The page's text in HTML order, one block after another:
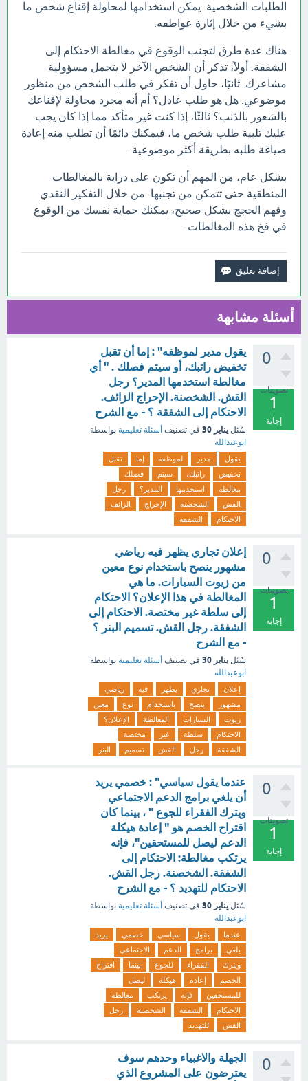
الطلبات الشخصية. يمكن استخدامها لمحاولة إقناع شخص ما
بشيء من خلال إثارة عواطفه.
هناك عدة طرق لتجنب الوقوع في مغالطة الاحتكام إلى
الشفقة. أولاً، تذكر أن الشخص الآخر لا يتحمل مسؤولية
مشاعرك. ثانيًا، حاول أن تفكر في طلب الشخص من منظور
موضوعي. هل هو طلب عادل؟ أم أنه مجرد محاولة لإقناعك
بالشعور بالذنب؟ ثالثًا، إذا كنت غير متأكد مما إذا كان يجب
عليك تلبية طلب شخص ما، فيمكنك دائمًا أن تطلب منه إعادة
صياغة طلبه بطريقة أكثر موضوعية.
بشكل عام، من المهم أن تكون على دراية بالمغالطات
المنطقية حتى تتمكن من تجنبها. من خلال التفكير النقدي
وفهم الحجج بشكل صحيح، يمكنك حماية نفسك من الوقوع
في فخ هذه المغالطات.
أسئلة مشابهة
0
تصويتات
1
إجابة
يقول مدير لموظفه" : إما أن تقبل
تخفيض راتبك، أو سيتم فصلك . " أي
مغالطة استخدمها المدير؟ رجل
القش. الشخصنة. الإحراج الزائف.
الاحتكام إلى الشفقة ؟ - مع الشرح
سُئل يناير 30 في تصنيف أسئلة تعليمية بواسطة
ابوعبدالله
يقول مدير لموظفه إما
تقبل
تخفيض
راتبك، سيتم
فصلك
مغالطة
استخدمها المدير؟
رجل
القش
الشخصنة الإحراج
الزائف
الاحتكام
الشفقة
0
تصويتات
1
إجابة
إعلان تجاري يظهر فيه رياضي
مشهور ينصح باستخدام نوع معين
من زيوت السيارات. ما هي
المغالطة في هذا الإعلان؟ الاحتكام
إلى سلطة غير مختصة. الاحتكام إلى
الشفقة. رجل القش. تسميم البنر ؟
- مع الشرح
سُئل يناير 30 في تصنيف أسئلة تعليمية بواسطة
ابوعبدالله
إعلان تجاري يظهر فيه
رياضي
مشهور
ينصح باستخدام نوع
معين
زيوت
السيارات المغالطة
الإعلان؟
الاحتكام
سلطة غير
مختصة
الشفقة
رجل القش تسميم البنر
0
تصويتات
1
إجابة
عندما يقول سياسي" : خصمي يريد
أن يلغي برامج الدعم الاجتماعي
ويترك الفقراء للجوع " ، بينما كان
اقتراح الخصم هو " إعادة هيكلة
الدعم ليصل للمستحقين"، فإنه
يرتكب مغالطة: الاحتكام إلى
الشفقة. الشخصنة. رجل القش.
الاحتكام للتهديد ؟ - مع الشرح
سُئل يناير 30 في تصنيف أسئلة تعليمية بواسطة
ابوعبدالله
عندما يقول سياسي خصمي
يريد
يلغي
برامج الدعم
الاجتماعي
ويترك
الفقراء للجوع بينما
اقتراح
الخصم
إعادة هيكلة
ليصل
للمستحقين
فإنه يرتكب
مغالطة
الاحتكام
الشفقة الشخصنة
رجل
القش
للتهديد
0
الجهلة والاغبياء وحدهم سوف
يعترضون على المشروع الذي